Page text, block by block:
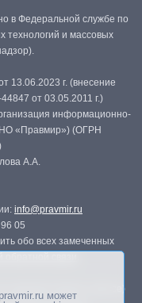
в Федеральной службе по
технологий и массовых
13.06.2023 г. (внесение
от 03.05.2011 г.)
информационно-
«Правмир») (ОГРН
А.А.
info@pravmir.ru
05
обо всех замеченных
изданиях (книгах, прессе)
может